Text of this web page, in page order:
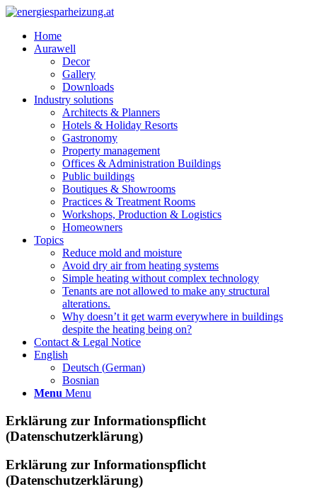
Home
Aurawell
Decor
Gallery
Downloads
Industry solutions
Architects & Planners
Hotels & Holiday Resorts
Gastronomy
Property management
Offices & Administration Buildings
Public buildings
Boutiques & Showrooms
Practices & Treatment Rooms
Workshops, Production & Logistics
Homeowners
Topics
Reduce mold and moisture
Avoid dry air from heating systems
Simple heating without complex technology
Tenants are not allowed to make any structural
alterations.
Why doesn’t it get warm everywhere in buildings
despite the heating being on?
Contact & Legal Notice
English
Deutsch (German)
Bosnian
Menu Menu
Erklärung zur Informationspflicht
(Datenschutzerklärung)
Erklärung zur Informationspflicht
(Datenschutzerklärung)